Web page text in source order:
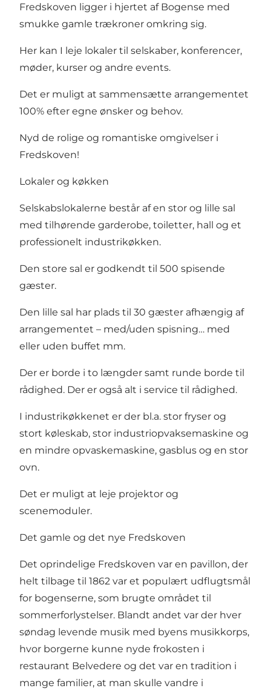
Fredskoven ligger i hjertet af Bogense med
smukke gamle trækroner omkring sig.
Her kan I leje lokaler til selskaber, konferencer,
møder, kurser og andre events.
Det er muligt at sammensætte arrangementet
100% efter egne ønsker og behov.
Nyd de rolige og romantiske omgivelser i
Fredskoven!
Lokaler og køkken
Selskabslokalerne består af en stor og lille sal
med tilhørende garderobe, toiletter, hall og et
professionelt industrikøkken.
Den store sal er godkendt til 500 spisende
gæster.
Den lille sal har plads til 30 gæster afhængig af
arrangementet – med/uden spisning… med
eller uden buffet mm.
Der er borde i to længder samt runde borde til
rådighed. Der er også alt i service til rådighed.
I industrikøkkenet er der bl.a. stor fryser og
stort køleskab, stor industriopvaksemaskine og
en mindre opvaskemaskine, gasblus og en stor
ovn.
Det er muligt at leje projektor og
scenemoduler.
Det gamle og det nye Fredskoven
Det oprindelige Fredskoven var en pavillon, der
helt tilbage til 1862 var et populært udflugtsmål
for bogenserne, som brugte området til
sommerforlystelser. Blandt andet var der hver
søndag levende musik med byens musikkorps,
hvor borgerne kunne nyde frokosten i
restaurant Belvedere og det var en tradition i
mange familier, at man skulle vandre i